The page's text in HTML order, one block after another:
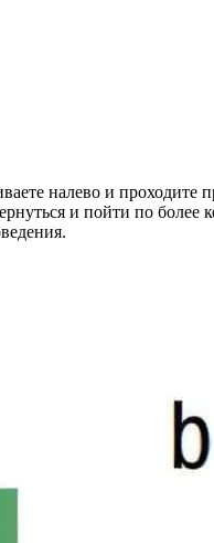
налево и
и пойти по более